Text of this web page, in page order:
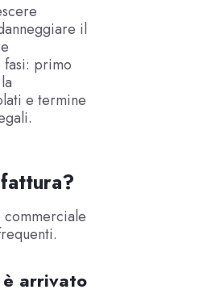
il
fasi: primo
e termine
arrivato